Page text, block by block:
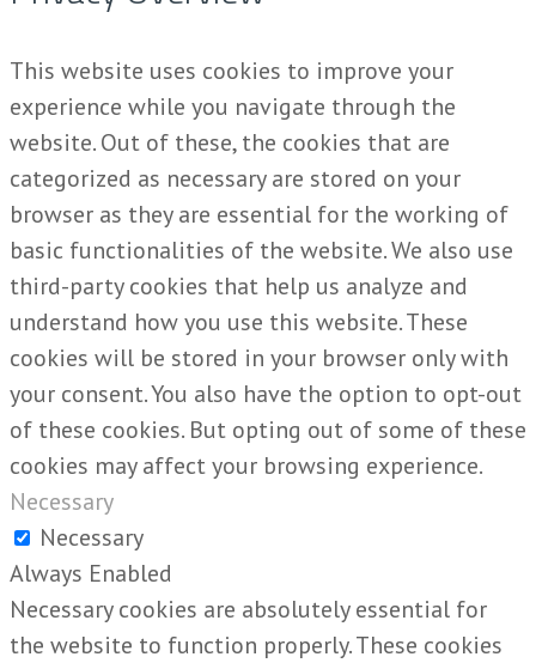
This website uses cookies to improve your
experience while you navigate through the
website. Out of these, the cookies that are
categorized as necessary are stored on your
browser as they are essential for the working of
basic functionalities of the website. We also use
third-party cookies that help us analyze and
understand how you use this website. These
cookies will be stored in your browser only with
your consent. You also have the option to opt-out
of these cookies. But opting out of some of these
cookies may affect your browsing experience.
Necessary
Necessary
Always Enabled
Necessary cookies are absolutely essential for
the website to function properly. These cookies